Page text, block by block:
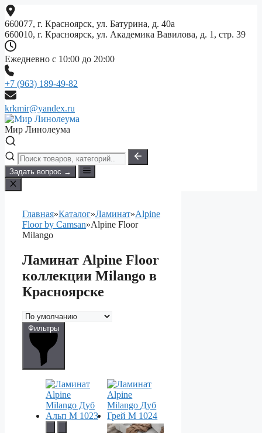
Перейти
к
содержимому
660077, г. Красноярск, ул. Батурина, д. 40а
660010, г. Красноярск, ул. Академика Вавилова, д. 1, стр. 39
Ежедневно с 10:00 до 20:00
+7 (963) 189-49-82
krkmir@yandex.ru
Мир Линолеума
Задать вопрос →
Главная»Каталог»Ламинат»Alpine
Floor by Camsan»Alpine Floor
Milango
Ламинат Alpine Floor
коллекции Milango в
Красноярске
Фильтры